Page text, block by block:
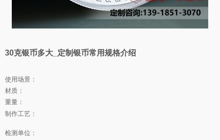
30克银币多大_定制银币常用规格介绍
使用场景：
材质：
重量：
制作工艺：
检测单位：